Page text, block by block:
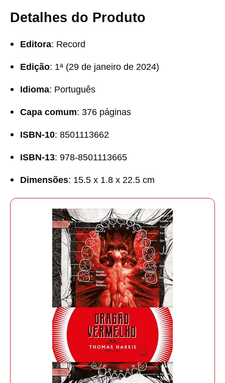
Detalhes do Produto
Editora: Record
Edição: 1ª (29 de janeiro de 2024)
Idioma: Português
Capa comum: 376 páginas
ISBN-10: 8501113662
ISBN-13: 978-8501113665
Dimensões: 15.5 x 1.8 x 22.5 cm